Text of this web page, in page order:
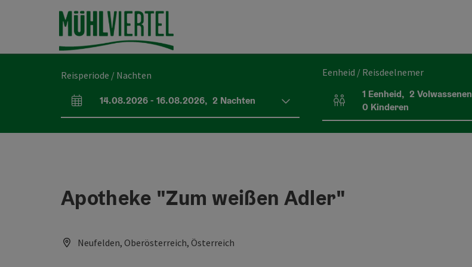
Accesskey
[0]
Navigatie Accesskey
[1]
PaginabeginAccesskey
[2]
Reisperiode / Nachten
Velden voor aankomst en vertrek
14.08.2026- 16.08.2026, 2 Nachten
Eenheid / Reisdeelnemer
Aantal eenheden en persoonsvelden
1 Eenheid, 2Volwassenen
0 Kinderen
Apotheke "Zum weißen Adler"
Neufelden, Oberösterreich, Österreich